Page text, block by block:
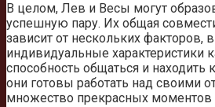
В целом, Лев и Весы могут
успешную пару. Их общая
зависит от нескольких факторов,
индивидуальные характеристики
способность общаться и
они готовы работать над своими
множество прекрасных моментов